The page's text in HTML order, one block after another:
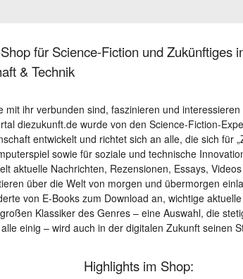
für Science-Fiction und Zukünftiges
& Technik
mit ihr verbunden sind, faszinieren und interessieren
diezukunft.de wurde von den Science-Fiction-
entwickelt und richtet sich an alle, die sich für
sowie für soziale und technische
aktuelle Nachrichten, Rezensionen, Essays,
über die Welt von morgen und übermorgen
von E-Books zum Download an, wichtige
Klassiker des Genres – eine Auswahl, die
einig – wird auch in der digitalen Zukunft seinen
Highlights im Shop: